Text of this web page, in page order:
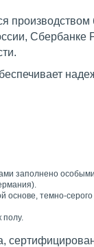
Сбербанке
заполнено
основе, темно-серого
полу.